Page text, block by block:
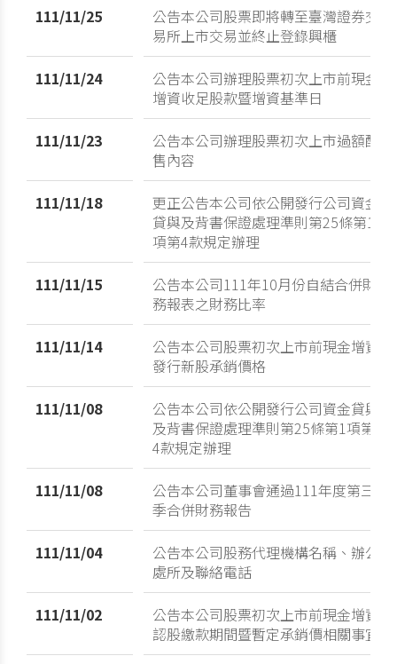
111/11/25
公告本公司股票即將轉至臺灣證券交
易所上市交易並終止登錄興櫃
111/11/24
公告本公司辦理股票初次上市前現金
增資收足股款暨增資基準日
111/11/23
公告本公司辦理股票初次上市過額配
售內容
111/11/18
更正公告本公司依公開發行公司資金
貸與及背書保證處理準則第25條第1
項第4款規定辦理
111/11/15
公告本公司111年10月份自結合併財
務報表之財務比率
111/11/14
公告本公司股票初次上市前現金增資
發行新股承銷價格
111/11/08
公告本公司依公開發行公司資金貸與
及背書保證處理準則第25條第1項第
4款規定辦理
111/11/08
公告本公司董事會通過111年度第三
季合併財務報告
111/11/04
公告本公司股務代理機構名稱、辦公
處所及聯絡電話
111/11/02
公告本公司股票初次上市前現金增資
認股繳款期間暨暫定承銷價相關事宜